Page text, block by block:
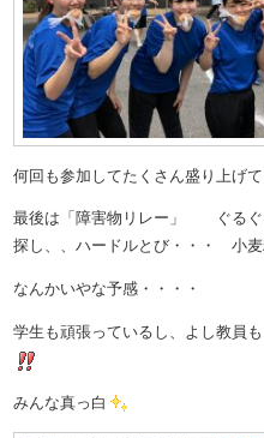
何回も参加してたくさん盛り上げ
最後は「障害物リレー」 ぐるぐ
探し、、ハードルとび・・・ 小麦
なんかいやな予感・・・・
学生も頑張っているし、よし教員
みんな真っ白